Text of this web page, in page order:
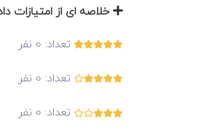
خلاصه ای از امتیازات
تعداد: 0 نفر
تعداد: 0 نفر
تعداد: 0 نفر